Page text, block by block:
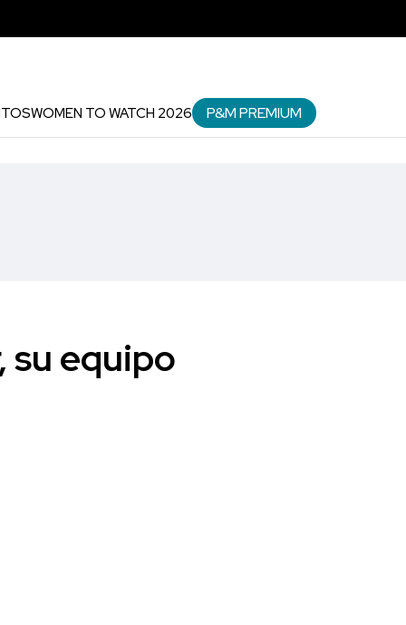
WOMEN TO WATCH 2026 P&M PREMIUM
su equipo